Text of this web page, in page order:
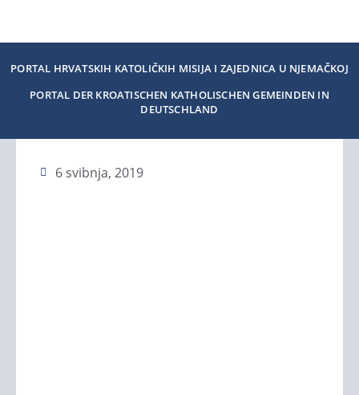
PORTAL HRVATSKIH KATOLIČKIH MISIJA I ZAJEDNICA U NJEMAČKOJ
PORTAL DER KROATISCHEN KATHOLISCHEN GEMEINDEN IN
DEUTSCHLAND
6 svibnja, 2019